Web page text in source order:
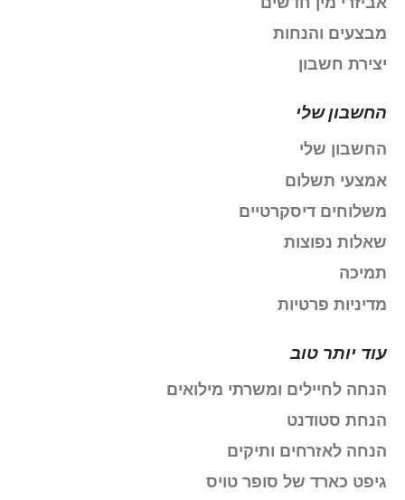
מבצעים והנחות
יצירת חשבון
החשבון שלי
החשבון שלי
אמצעי תשלום
משלוחים דיסקרטיים
שאלות נפוצות
תמיכה
מדיניות פרטיות
עוד יותר טוב
הנחה לחיילים ומשרתי מילואים
הנחת סטודנט
הנחה לאזרחים ותיקים
גיפט כארד של סופר טויס